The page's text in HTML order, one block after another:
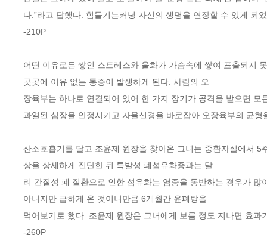
다.”라고 답했다. 힘들기는커녕 자신의 생명을 연장할 수 있게 되
-210P
어떤 이유로든 쌓인 스트레스와 울화가 가슴속에 쌓여 표출되지
곳곳에 이유 없는 통증이 발생하게 된다. 사람의 오
장육부는 하나로 연결되어 있어 한 가지 장기가 공격을 받으면
과열된 심장을 안정시키고 자율신경을 바로잡아 오장육부의 균
산소호흡기를 달고 조윤제 원장을 찾아온 그녀는 중환자실에서
상을 상세하게 진단한 뒤 특발성 폐섬유화증과는 달
리 간질성 폐 질환으로 인한 섬유화는 염증을 동반하는 경우가
아니지만 급하게 온 것이니만큼 6개월간 윤폐탕을
먹어보기로 했다. 조윤제 원장은 그녀에게 보름 정도 지나면 효
-260P